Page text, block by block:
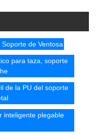
de Ventosa
para taza, soporte
de la PU del soporte
inteligente plegable